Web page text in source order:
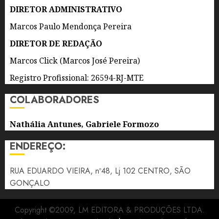
DE 2026
DIRETOR ADMINISTRATIVO
Marcos Paulo Mendonça Pereira
DIRETOR DE REDAÇÃO
Marcos Click (Marcos José Pereira)
Registro Profissional: 26594-RJ-MTE
COLABORADORES
Nathália Antunes, Gabriele Formozo
ENDEREÇO:
RUA EDUARDO VIEIRA, nº48, Lj 102 CENTRO, SÃO
GONÇALO
Copyright ©2009, LM EDITORA & PRODUÇÕES LTDA.